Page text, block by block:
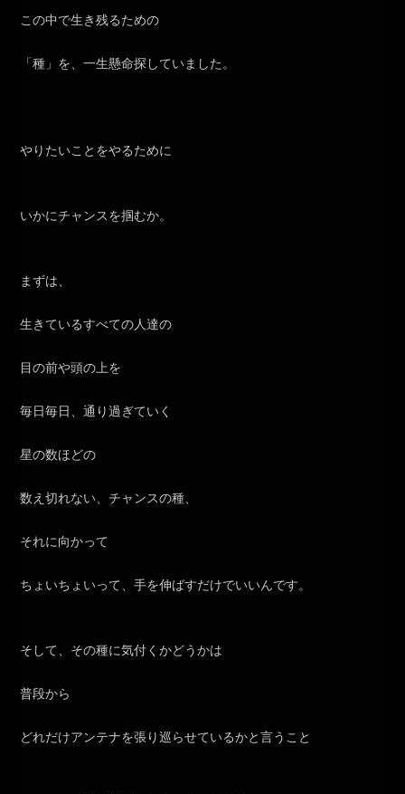
この中で生き残るための
「種」を、一生懸命探していました。
やりたいことをやるために
いかにチャンスを掴むか。
まずは、
生きているすべての人達の
目の前や頭の上を
毎日毎日、通り過ぎていく
星の数ほどの
数え切れない、チャンスの種、
それに向かって
ちょいちょいって、手を伸ばすだけでいいんです。
そして、その種に気付くかどうかは
普段から
どれだけアンテナを張り巡らせているかと言うこと